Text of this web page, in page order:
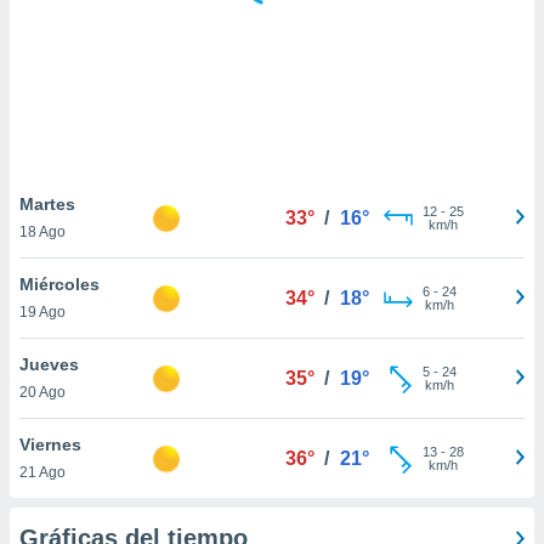
únicos
similares
como
IP
posible
traten tus
en
Para
Martes
18 Ago
33° / 16° 12- 25
km/h
Miércoles
19 Ago
34° / 18° 6- 24
km/h
Jueves
20 Ago
35° / 19° 5- 24
km/h
Viernes
21 Ago
36° / 21° 13- 28
km/h
Gráficas del tiempo